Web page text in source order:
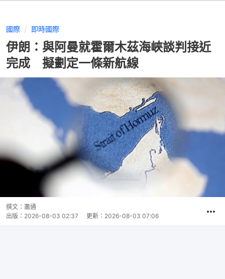
國際 即時國際
伊朗：與阿曼就霍爾木茲海峽談判接近
完成 擬劃定一條新航線
撰文： 蕭通
出版： 2026-08-03 02:37 更新： 2026-08-03 07:06